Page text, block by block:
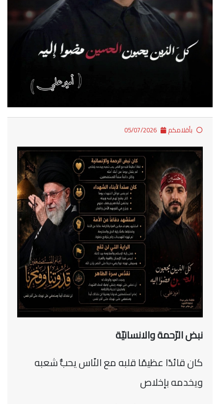
بأقلامكم
نبض الرّحمة والانسانيّة
كان قائدًا عظيمًا قلبه مع النًاس يحبُّ شعبه
ويخدمه بإخلاص